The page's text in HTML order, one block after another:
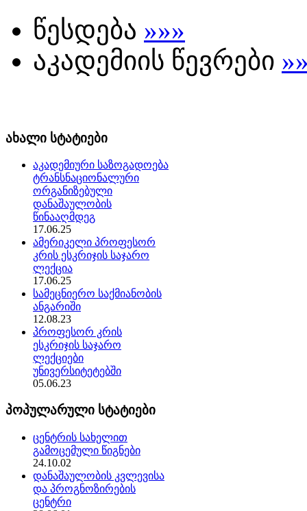
წესდება »»»
აკადემიის წევრები
ახალი სტატიები
აკადემიური საზოგადოება
ტრანსნაციონალური
ორგანიზებული
დანაშაულობის
წინააღმდეგ
17.06.25
ამერიკელი პროფესორ
კრის ესკრიჯის საჯარო
ლექცია
17.06.25
სამეცნიერო საქმიანობის
ანგარიში
12.08.23
პროფესორ კრის
ესკრიჯის საჯარო
ლექციები
უნივერსიტეტებში
05.06.23
პოპულარული სტატიები
ცენტრის სახელით
გამოცემული წიგნები
24.10.02
დანაშაულობის კვლევისა
და პროგნოზირების
ცენტრი